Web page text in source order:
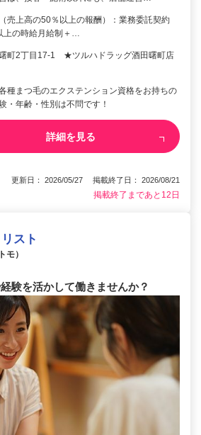
売上高の50％以上の報酬）：業務委託契約
上の時給月給制＋…
町2丁目17-1 ★ツルハドラッグ酒田曙町店
種まつ毛のエクステンション資格をお持ちの
年齢・性別は不問です！
詳細を見る
更新日： 2026/05/27 掲載終了日： 2026/08/21
掲載終了まであと12日
スト
）
験を活かして働きませんか？